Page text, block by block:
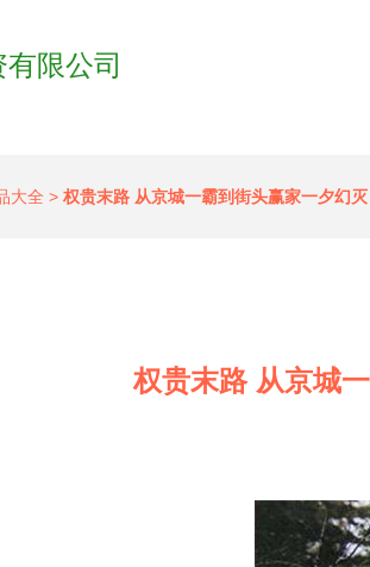
限公司
大全 > 权贵末路 从京城一霸到街头赢家一夕幻
权贵末路 从京城